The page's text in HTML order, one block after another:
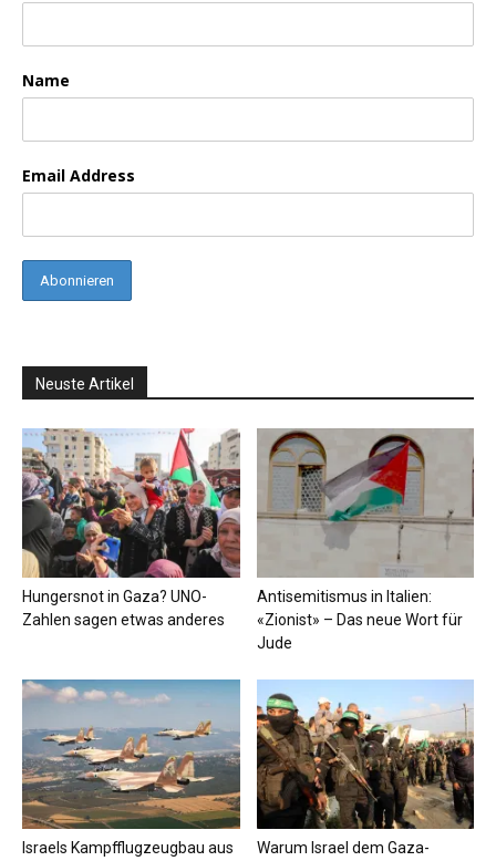
Name
Email Address
Neuste Artikel
Hungersnot in Gaza? UNO-
Zahlen sagen etwas anderes
Antisemitismus in Italien:
«Zionist» – Das neue Wort für
Jude
Israels Kampfflugzeugbau aus
Warum Israel dem Gaza-